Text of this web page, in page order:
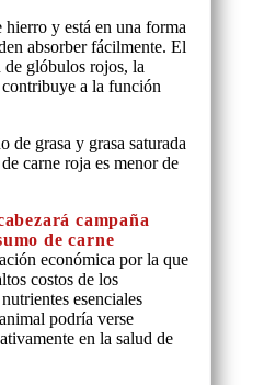
y está en una forma
absorber fácilmente. El
glóbulos rojos, la
a la función
de grasa y grasa saturada
carne roja es menor de
campaña
de carne
económica por la que
costos de los
esenciales
podría verse
en la salud de